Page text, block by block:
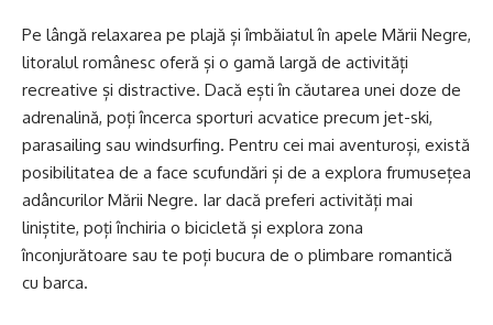
Pe lângă relaxarea pe plajă și îmbăiatul în apele Mării Negre,
litoralul românesc oferă și o gamă largă de activități
recreative și distractive. Dacă ești în căutarea unei doze de
adrenalină, poți încerca sporturi acvatice precum jet-ski,
parasailing sau windsurfing. Pentru cei mai aventuroși, există
posibilitatea de a face scufundări și de a explora frumusețea
adâncurilor Mării Negre. Iar dacă preferi activități mai
liniștite, poți închiria o bicicletă și explora zona
înconjurătoare sau te poți bucura de o plimbare romantică
cu barca.